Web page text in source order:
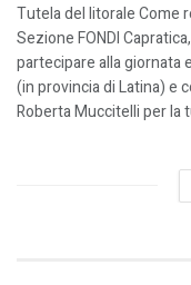
Tutela del litorale Come
Sezione FONDI
partecipare alla giornata
(in provincia di Latina) e
Roberta Muccitelli per la